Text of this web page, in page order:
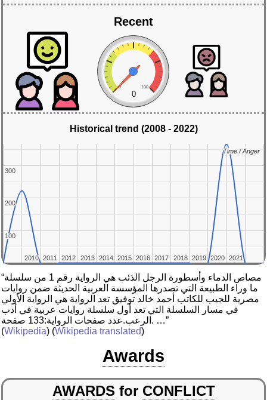
Recent
0 100
0
Historical trend (2008 - 2022)
2010
2010 2012
2012 2014
2014 2016
2016 2018
2018 2020
2020
2011
2011 2013
2013 2015
2015 2017
2017 2019
2019 2021
2021
100
100
200
200
300
300
Time / Anger
Time / Anger
“مصاص الدماء وأسطورة الرجل الذئب هي الرواية رقم 1 من سلسلة
ما وراء الطبيعة التي تصدرها المؤسسة العربية الحديثة ضمن روايات
مصرية للجيب للكاتب أحمد خالد توفيق تعد الرواية هي الرواية الأولي
في مسار السلسلة التي تعد أول سلسلة روايات عربية في أدب
الرعب.عدد صفحات الرواية:133 صفحة. …”
(Wikipedia) (Wikipedia translated)
Awards
AWARDS for CONFLICT